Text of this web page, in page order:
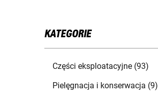
KATEGORIE
Części eksploatacyjne (93)
Pielęgnacja i konserwacja (9)